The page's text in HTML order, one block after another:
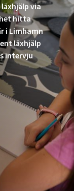
via
hitta
i Limhamn
läxhjälp
intervju